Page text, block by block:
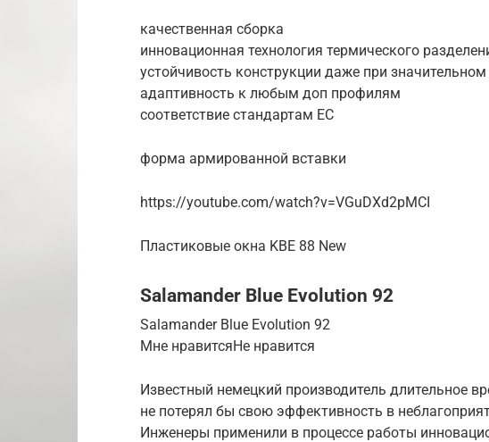
качественная сборка
инновационная технология термического
устойчивость конструкции даже при
адаптивность к любым доп профилям
соответствие стандартам ЕС
форма армированной вставки
https://youtube.com/watch?v=VGuDXd2pMCI
Пластиковые окна KBE 88 New
Salamander Blue Evolution 92
Salamander Blue Evolution 92
Мне нравитсяНе нравится
Известный немецкий производитель длительное
не потерял бы свою эффективность в
Инженеры применили в процессе работы